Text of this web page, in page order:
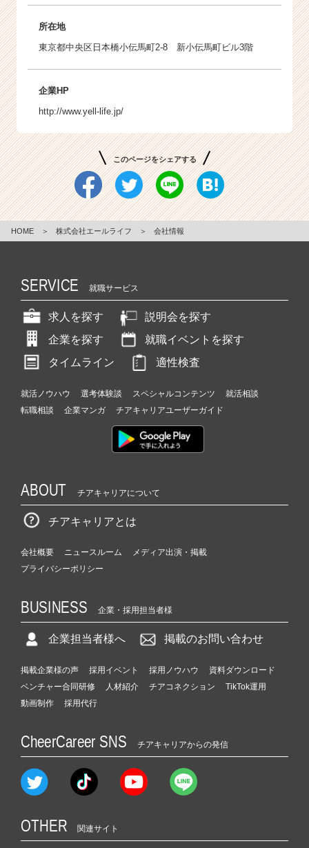
所在地
東京都中央区日本橋小伝馬町2-8 新小伝馬町ビル3階
企業HP
http://www.yell-life.jp/
このページをシェアする
HOME ＞ 株式会社エールライフ ＞ 会社情報
SERVICE 就職サービス
求人を探す
説明会を探す
企業を探す
就職イベントを探す
タイムライン
適性検査
就活ノウハウ 選考体験談 スペシャルコンテンツ
就活相談
転職相談
企業マンガ チアキャリアユーザーガイド
ABOUT チアキャリアについて
チアキャリアとは
会社概要 ニュースルーム
メディア出演・掲載
プライバシーポリシー
BUSINESS 企業・採用担当者様
企業担当者様へ 掲載のお問い合わせ
掲載企業様の声 採用イベント 採用ノウハウ
資料ダウンロード
ベンチャー合同研修
人材紹介 チアコネクション
TikTok運用
動画制作
採用代行
CheerCareer SNS チアキャリアからの発信
OTHER 関連サイト